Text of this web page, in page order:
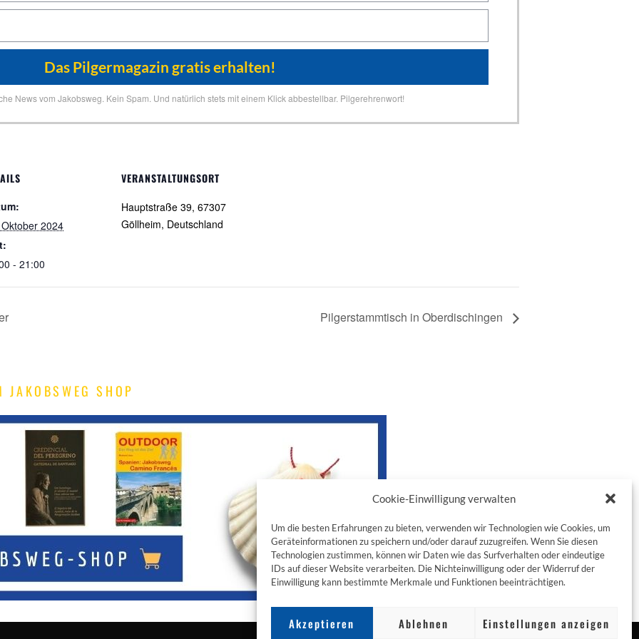
Cookie-Einwilligung verwalten
Um die besten Erfahrungen zu bieten, verwenden wir Technologien wie Cookies, um
Geräteinformationen zu speichern und/oder darauf zuzugreifen. Wenn Sie diesen
Technologien zustimmen, können wir Daten wie das Surfverhalten oder eindeutige
IDs auf dieser Website verarbeiten. Die Nichteinwilligung oder der Widerruf der
Einwilligung kann bestimmte Merkmale und Funktionen beeinträchtigen.
Akzeptieren Ablehnen Einstellungen anzeigen
News vom Jakobsweg. Kein Spam. Und natürlich stets mit einem Klick abbestellbar. Pilgerehrenwort!
2024
- 21:00
VERANSTALTUNGSORT
Hauptstraße 39, 67307
Göllheim, Deutschland
Pilgerstammtisch in Oberdischingen
JAKOBSWEG SHOP